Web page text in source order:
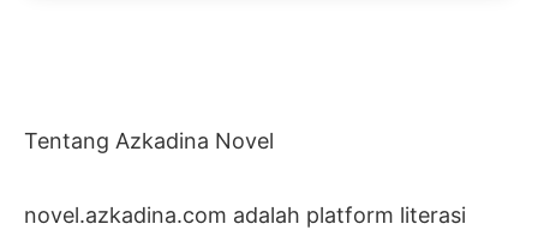
Tentang Azkadina Novel
novel.azkadina.com adalah platform literasi